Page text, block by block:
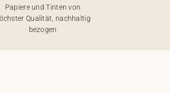
Papiere und Tinten von
Qualität, nachhaltig
bezogen